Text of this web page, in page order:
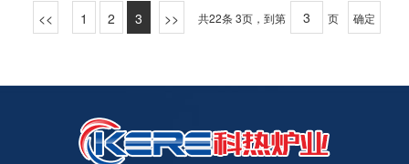
1 2 3 共22条 3页，到第 页 确定